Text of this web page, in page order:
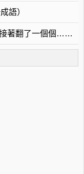
語）
數字3在路上走呀走...翻了一個跟斗..又接著翻了一個個……（猜一成語）